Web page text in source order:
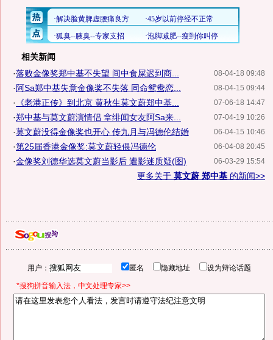
相关新闻
08-04-18 09:48
·落败金像奖郑中基不失望 间中食屎迟到商...
08-04-15 09:44
· 阿Sa郑中基失意金像奖不失落 同命鸳鸯恋...
07-06-18 14:47
· 《老港正传》到北京 黄秋生莫文蔚郑中基...
07-04-19 10:26
·郑中基与莫文蔚演情侣 拿绯闻女友阿Sa来...
06-04-15 10:46
·莫文蔚没得金像奖也开心 传九月与冯德伦结婚
06-04-08 20:45
·第25届香港金像奖:莫文蔚轻偎冯德伦
06-03-29 15:54
·金像奖刘德华选莫文蔚当影后 遭影迷质疑(图)
更多关于 莫文蔚 郑中基 的新闻>>
用户： 匿名 隐藏地址 设为辩论话题
*搜狗拼音输入法，中文处理专家>>